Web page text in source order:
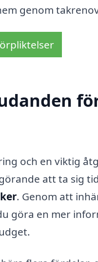
genom
och en viktig
att ta sig
. Genom att
göra en mer